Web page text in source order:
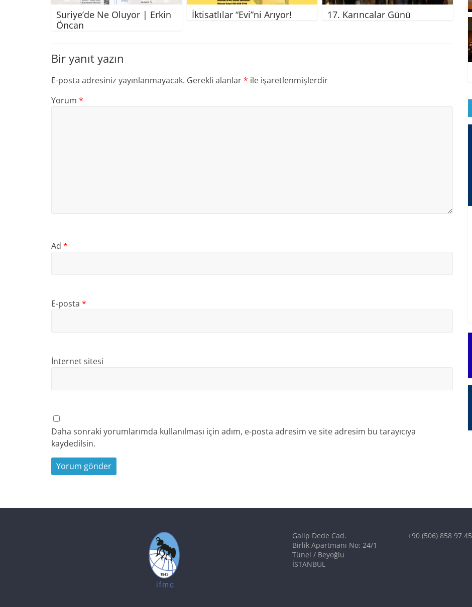
Suriye’de Ne Oluyor | Erkin
Öncan
İktisatlılar “Evi”ni Arıyor! 17. Karıncalar Günü
Bir yanıt yazın
E-posta adresiniz yayınlanmayacak. Gerekli alanlar* ile işaretlenmişlerdir
Yorum *
Ad *
E-posta *
İnternet sitesi
Daha sonraki yorumlarımda kullanılması için adım, e-posta adresim ve site adresim bu tarayıcıya
kaydedilsin.
Galip Dede Cad.
Birlik Apartmanı No: 24/1
Tünel / Beyoğlu
İSTANBUL
+90 (506) 858 97 45